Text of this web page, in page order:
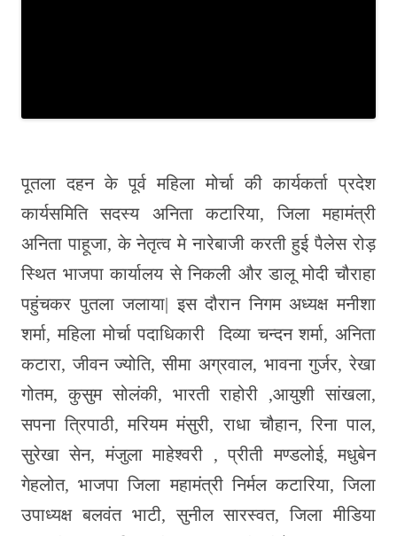
पूतला दहन के पूर्व महिला मोर्चा की कार्यकर्ता प्रदेश
कार्यसमिति सदस्य अनिता कटारिया, जिला महामंत्री
अनिता पाहूजा, के नेतृत्व मे नारेबाजी करती हुई पैलेस रोड़
स्थित भाजपा कार्यालय से निकली और डालू मोदी चौराहा
पहुंचकर पुतला जलाया| इस दौरान निगम अध्यक्ष मनीशा
शर्मा, महिला मोर्चा पदाधिकारी दिव्या चन्दन शर्मा, अनिता
कटारा, जीवन ज्योति, सीमा अग्रवाल, भावना गुर्जर, रेखा
गोतम, कुसुम सोलंकी, भारती राहोरी ,आयुशी सांखला,
सपना त्रिपाठी, मरियम मंसुरी, राधा चौहान, रिना पाल,
सुरेखा सेन, मंजुला माहेश्वरी , प्रीती मण्डलोई, मधुबेन
गेहलोत, भाजपा जिला महामंत्री निर्मल कटारिया, जिला
उपाध्यक्ष बलवंत भाटी, सुनील सारस्वत, जिला मीडिया